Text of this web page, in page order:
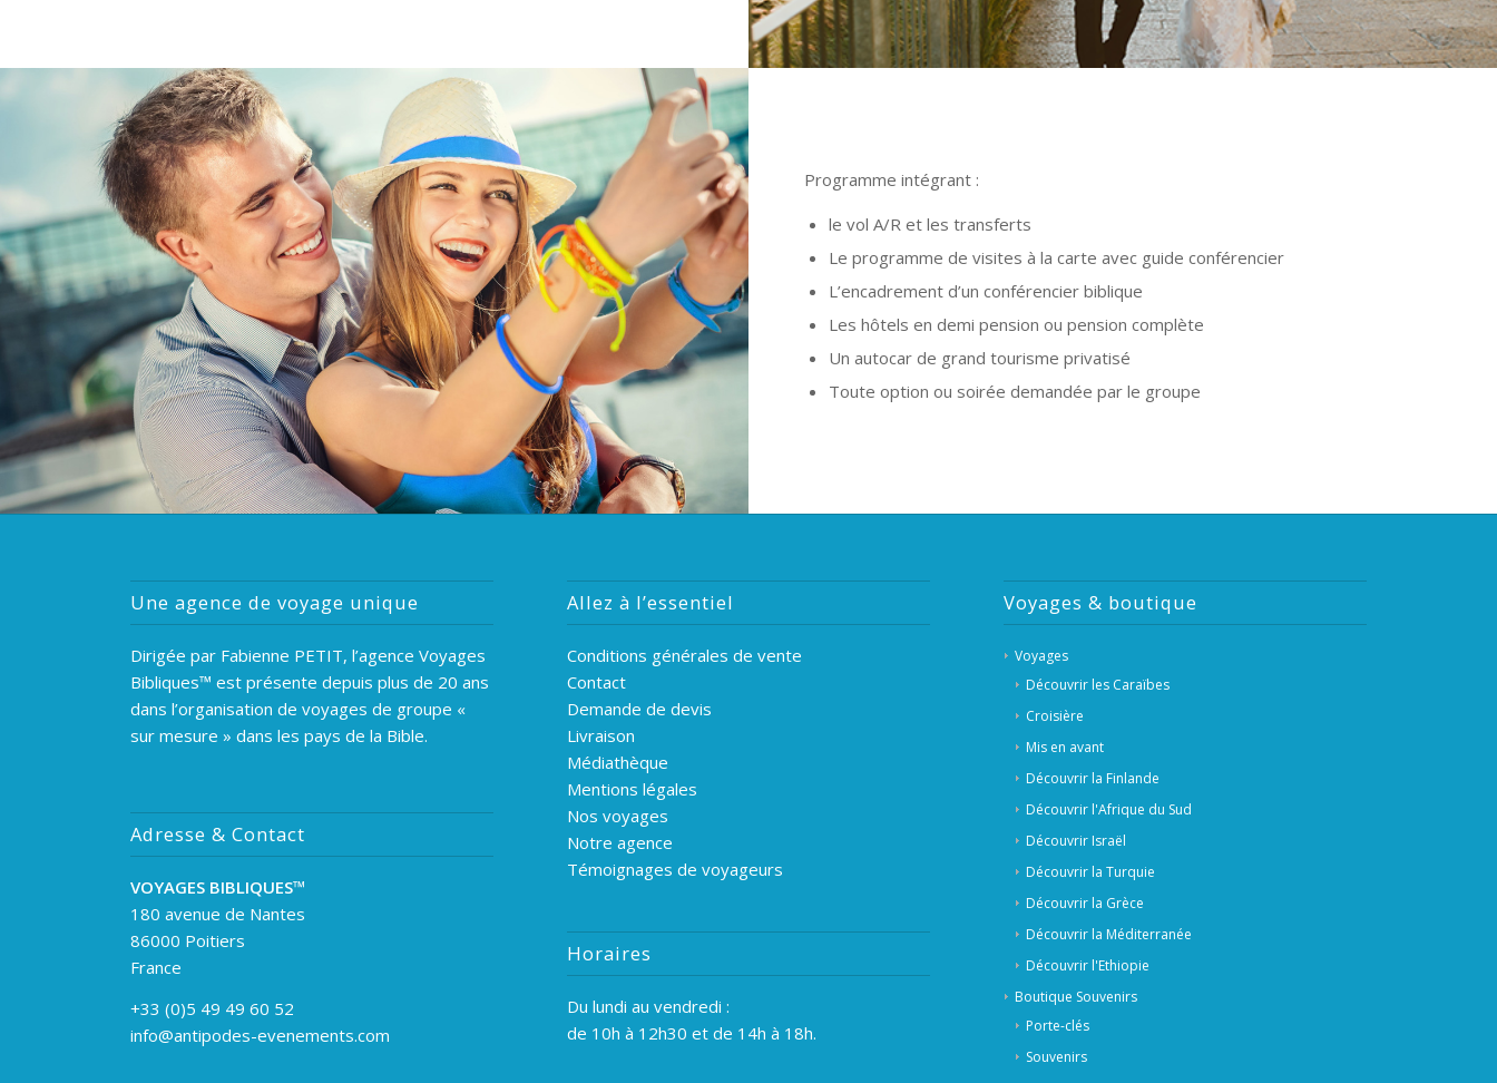
Programme intégrant :
le vol A/R et les transferts
Le programme de visites à la carte avec guide conférencier
L’encadrement d’un conférencier biblique
Les hôtels en demi pension ou pension complète
Un autocar de grand tourisme privatisé
Toute option ou soirée demandée par le groupe
Une agence de voyage unique
Dirigée par Fabienne PETIT, l’agence Voyages
Bibliques™ est présente depuis plus de 20 ans
dans l’organisation de voyages de groupe «
sur mesure » dans les pays de la Bible.
Adresse & Contact
VOYAGES BIBLIQUES™
180 avenue de Nantes
86000 Poitiers
France
+33 (0)5 49 49 60 52
info@antipodes-evenements.com
Allez à l’essentiel
Conditions générales de vente
Contact
Demande de devis
Livraison
Médiathèque
Mentions légales
Nos voyages
Notre agence
Témoignages de voyageurs
Horaires
Du lundi au vendredi :
de 10h à 12h30 et de 14h à 18h.
Voyages & boutique
Voyages
Découvrir les Caraïbes
Croisière
Mis en avant
Découvrir la Finlande
Découvrir l'Afrique du Sud
Découvrir Israël
Découvrir la Turquie
Découvrir la Grèce
Découvrir la Méditerranée
Découvrir l'Ethiopie
Boutique Souvenirs
Porte-clés
Souvenirs